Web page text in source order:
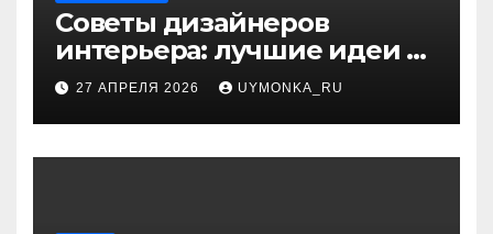
Советы дизайнеров
интерьера: лучшие идеи и
профессиональные
секреты оформления
27 АПРЕЛЯ 2026 UYMONKA_RU